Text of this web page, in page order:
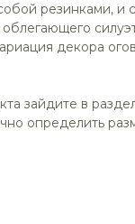
резинками, и
декора
зайдите в
определить